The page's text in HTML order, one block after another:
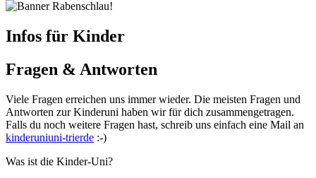
Infos für Kinder
Fragen & Antworten
Viele Fragen erreichen uns immer wieder. Die meisten Fragen und
Antworten zur Kinderuni haben wir für dich zusammengetragen.
Falls du noch weitere Fragen hast, schreib uns einfach eine Mail an
kinderuniuni-trierde :-)
Was ist die Kinder-Uni?